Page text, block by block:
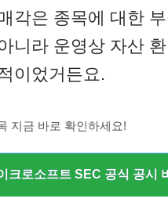
각은 종목에 대한
니라 운영상 자산
이었거든요.
지금 바로 확인하세요!
크로소프트 SEC 공식 공시